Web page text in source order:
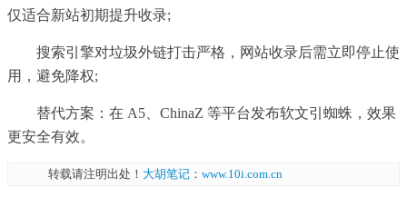
仅适合新站初期提升收录;
搜索引擎对垃圾外链打击严格，网站收录后需立即停止使
用，避免降权;
替代方案：在 A5、ChinaZ 等平台发布软文引蜘蛛，效果
更安全有效。
转载请注明出处！ 大胡笔记 ： www.10i.com.cn